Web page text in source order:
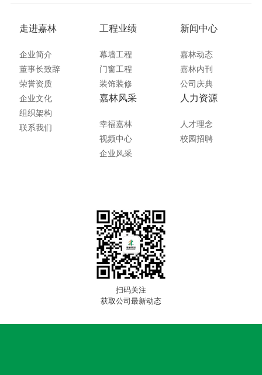
走进嘉林
企业简介
董事长致辞
荣誉资质
企业文化
组织架构
联系我们
工程业绩
幕墙工程
门窗工程
装饰装修
新闻中心
嘉林动态
嘉林内刊
公司庆典
嘉林风采
幸福嘉林
视频中心
企业风采
人力资源
人才理念
校园招聘
扫码关注
获取公司最新动态